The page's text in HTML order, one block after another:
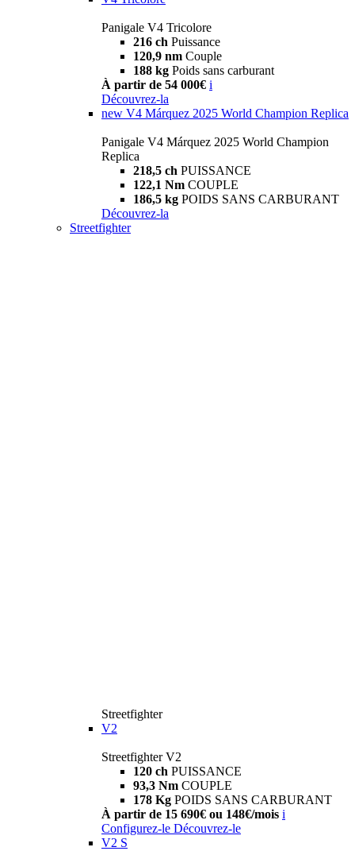
Panigale V4 Tricolore
216 ch Puissance
120,9 nm Couple
188 kg Poids sans carburant
À partir de 54 000€ i
Découvrez-la
new V4 Márquez 2025 World Champion Replica
Panigale V4 Márquez 2025 World Champion
Replica
218,5 ch PUISSANCE
122,1 Nm COUPLE
186,5 kg POIDS SANS CARBURANT
Découvrez-la
Streetfighter
Streetfighter
V2
Streetfighter V2
120 ch PUISSANCE
93,3 Nm COUPLE
178 Kg POIDS SANS CARBURANT
À partir de 15 690€ ou 148€/mois i
Configurez-le Découvrez-le
V2 S